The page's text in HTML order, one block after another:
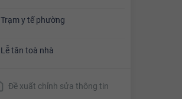
Trạm y tế phường
Lễ tân toà nhà
Đề xuất chỉnh sửa thông tin